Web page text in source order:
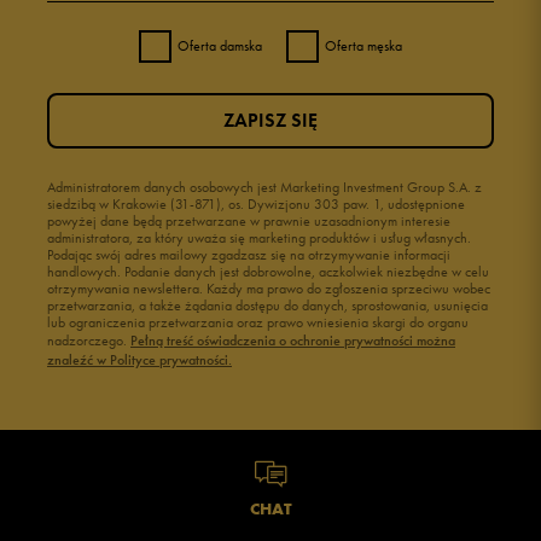
Oferta damska Oferta męska
Administratorem danych osobowych jest Marketing Investment Group S.A. z
siedzibą w Krakowie (31-871), os. Dywizjonu 303 paw. 1, udostępnione
powyżej dane będą przetwarzane w prawnie uzasadnionym interesie
administratora, za który uważa się marketing produktów i usług własnych.
Podając swój adres mailowy zgadzasz się na otrzymywanie informacji
handlowych. Podanie danych jest dobrowolne, aczkolwiek niezbędne w celu
otrzymywania newslettera. Każdy ma prawo do zgłoszenia sprzeciwu wobec
przetwarzania, a także żądania dostępu do danych, sprostowania, usunięcia
lub ograniczenia przetwarzania oraz prawo wniesienia skargi do organu
nadzorczego. Pełną treść oświadczenia o ochronie prywatności można
znaleźć w Polityce prywatności.
ZAPISZ SIĘ
CHAT